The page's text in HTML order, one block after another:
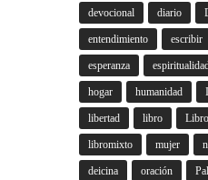
devocional diario
entendimiento escribir
esperanza
hogar humanidad
libertad libro
libromixto mujer
deicina oración